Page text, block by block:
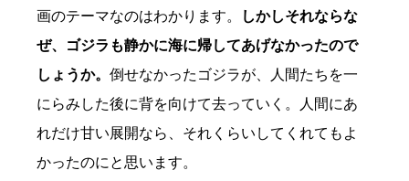
画のテーマなのはわかります。
しかしそれならな
ぜ、ゴジラも静かに海に帰してあげなかったので
しょうか。倒せなかったゴジラが、人間たちを一
にらみした後に背を向けて去っていく。人間にあ
れだけ甘い展開なら、それくらいしてくれてもよ
かったのにと思います。